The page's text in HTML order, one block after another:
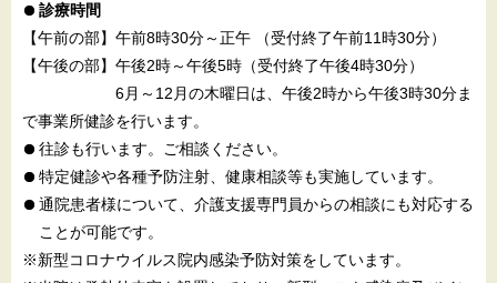
診療時間
【午前の部】午前8時30分～正午 （受付終了午前11時30分）
【午後の部】午後2時～午後5時（受付終了午後4時30分）
6月～12月の木曜日は、午後2時から午後3時30分ま
で事業所健診を行います。
往診も行います。ご相談ください。
特定健診や各種予防注射、健康相談等も実施しています。
通院患者様について、介護支援専門員からの相談にも対応する
ことが可能です。
※新型コロナウイルス院内感染予防対策をしています。